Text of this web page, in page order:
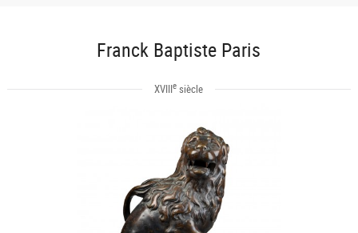
Franck Baptiste Paris
XVIIIe siècle